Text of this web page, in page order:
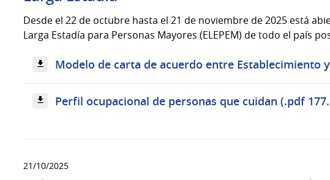
Desde el 22 de octubre hasta el 21 de noviembre de 2025 está
Larga Estadía para Personas Mayores (ELEPEM) de todo el país
Modelo de carta de acuerdo entre Establecimiento
Perfil ocupacional de personas que cuidan (.pdf
21/10/2025